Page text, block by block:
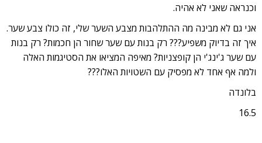
וכנראה שאני לא אהיה.
אני גם לא מבינה מה ההתלהבות מצבע השער שלי, זה כולו צבע שער.
איך זה בדיוק משפיע??? רק בנות עם שער שחור הן חכמות? רק בנות
עם שער ג'ינג'י הן קופצניות? מאיפה המציאו את הסטיגמות האלה
ולמה אף אחד לא מפסיק עם השטויות האלו???
בלונדה
16.5